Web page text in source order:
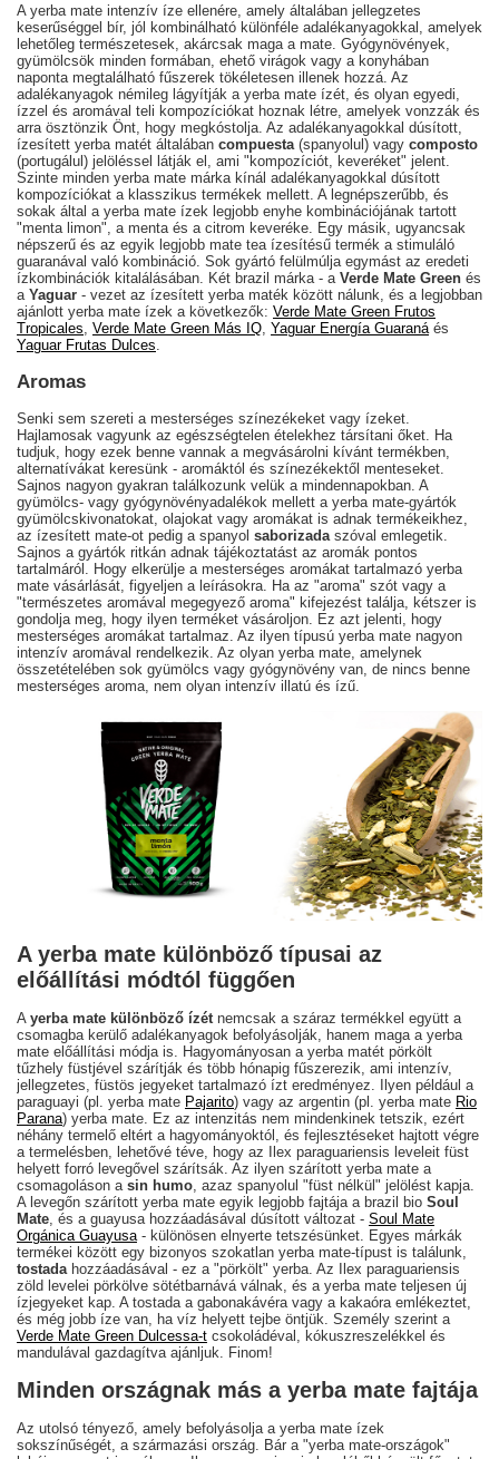
A yerba mate intenzív íze ellenére, amely általában jellegzetes
keserűséggel bír, jól kombinálható különféle adalékanyagokkal, amelyek
lehetőleg természetesek, akárcsak maga a mate. Gyógynövények,
gyümölcsök minden formában, ehető virágok vagy a konyhában
naponta megtalálható fűszerek tökéletesen illenek hozzá. Az
adalékanyagok némileg lágyítják a yerba mate ízét, és olyan egyedi,
ízzel és aromával teli kompozíciókat hoznak létre, amelyek vonzzák és
arra ösztönzik Önt, hogy megkóstolja. Az adalékanyagokkal dúsított,
ízesített yerba matét általában compuesta (spanyolul) vagy composto
(portugálul) jelöléssel látják el, ami "kompozíciót, keveréket" jelent.
Szinte minden yerba mate márka kínál adalékanyagokkal dúsított
kompozíciókat a klasszikus termékek mellett. A legnépszerűbb, és
sokak által a yerba mate ízek legjobb enyhe kombinációjának tartott
"menta limon", a menta és a citrom keveréke. Egy másik, ugyancsak
népszerű és az egyik legjobb mate tea ízesítésű termék a stimuláló
guaranával való kombináció. Sok gyártó felülmúlja egymást az eredeti
ízkombinációk kitalálásában. Két brazil márka - a Verde Mate Green és
a Yaguar - vezet az ízesített yerba maték között nálunk, és a legjobban
ajánlott yerba mate ízek a következők: Verde Mate Green Frutos
Tropicales Verde Mate Green Más IQ Yaguar Energía Guaraná és
Yaguar Frutas Dulces
Aromas
Senki sem szereti a mesterséges színezékeket vagy ízeket.
Hajlamosak vagyunk az egészségtelen ételekhez társítani őket. Ha
tudjuk, hogy ezek benne vannak a megvásárolni kívánt termékben,
alternatívákat keresünk - aromáktól és színezékektől menteseket.
Sajnos nagyon gyakran találkozunk velük a mindennapokban. A
gyümölcs- vagy gyógynövényadalékok mellett a yerba mate-gyártók
gyümölcskivonatokat, olajokat vagy aromákat is adnak termékeikhez,
az ízesített mate-ot pedig a spanyol saborizada szóval emlegetik.
Sajnos a gyártók ritkán adnak tájékoztatást az aromák pontos
tartalmáról. Hogy elkerülje a mesterséges aromákat tartalmazó yerba
mate vásárlását, figyeljen a leírásokra. Ha az "aroma" szót vagy a
"természetes aromával megegyező aroma" kifejezést találja, kétszer is
gondolja meg, hogy ilyen terméket vásároljon. Ez azt jelenti, hogy
mesterséges aromákat tartalmaz. Az ilyen típusú yerba mate nagyon
intenzív aromával rendelkezik. Az olyan yerba mate, amelynek
összetételében sok gyümölcs vagy gyógynövény van, de nincs benne
mesterséges aroma, nem olyan intenzív illatú és ízű.
A yerba mate különböző típusai az
előállítási módtól függően
A yerba mate különböző ízétnemcsak a száraz termékkel együtt a
csomagba kerülő adalékanyagok befolyásolják, hanem maga a yerba
mate előállítási módja is. Hagyományosan a yerba matét pörkölt
tűzhely füstjével szárítják és több hónapig fűszerezik, ami intenzív,
jellegzetes, füstös jegyeket tartalmazó ízt eredményez. Ilyen például a
paraguayi (pl. yerba mate Pajarito) vagy az argentin (pl. yerba mate Rio
Parana) yerba mate. Ez az intenzitás nem mindenkinek tetszik, ezért
néhány termelő eltért a hagyományoktól, és fejlesztéseket hajtott végre
a termelésben, lehetővé téve, hogy az Ilex paraguariensis leveleit füst
helyett forró levegővel szárítsák. Az ilyen szárított yerba mate a
csomagoláson a sin humo, azaz spanyolul "füst nélkül" jelölést kapja.
A levegőn szárított yerba mate egyik legjobb fajtája a brazil bio Soul
Mate, és a guayusa hozzáadásával dúsított változat - Soul Mate
Orgánica Guayusa- különösen elnyerte tetszésünket. Egyes márkák
termékei között egy bizonyos szokatlan yerba mate-típust is találunk,
tostadahozzáadásával - ez a "pörkölt" yerba. Az Ilex paraguariensis
zöld levelei pörkölve sötétbarnává válnak, és a yerba mate teljesen új
ízjegyeket kap. A tostada a gabonakávéra vagy a kakaóra emlékeztet,
és még jobb íze van, ha víz helyett tejbe öntjük. Személy szerint a
Verde Mate Green Dulcessa-t csokoládéval, kókuszreszelékkel és
mandulával gazdagítva ajánljuk. Finom!
Minden országnak más a yerba mate fajtája
Az utolsó tényező, amely befolyásolja a yerba mate ízek
sokszínűségét, a származási ország. Bár a "yerba mate-országok"